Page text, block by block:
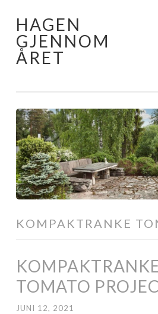
Skip
to
content
HAGEN
GJENNOM
ÅRET
KOMPAKTRANKE
TOMATO
JUNI 12, 2021